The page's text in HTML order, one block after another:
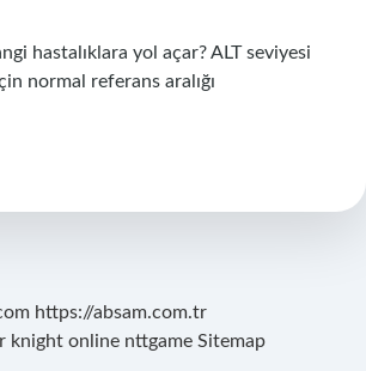
hastalıklara yol açar? ALT seviyesi
normal referans aralığı
https://absam.com.tr
knight online nttgame Sitemap